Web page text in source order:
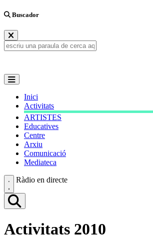
Buscador
Inici
Activitats
ARTISTES
Educatives
Centre
Arxiu
Comunicació
Mediateca
Ràdio en directe
Activitats 2010